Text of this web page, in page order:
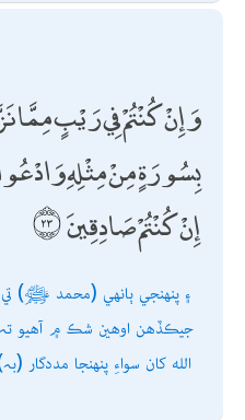
وَإِنْ كُنْتُمْ فِي رَيْبٍ مِمَّا
بِسُورَةٍ مِنْ مِثْلِهِ
إِنْ كُنْتُمْ صَادِقِينَ
۽ پنھنجي ٻانھي (محمد ﷺ)
جيڪڏھن اوھين شڪ ۾ آھيو تہ
الله کان سواءِ پنھنجا